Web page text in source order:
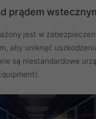
prądem
jest w
aby uniknąć
są niestandardowe